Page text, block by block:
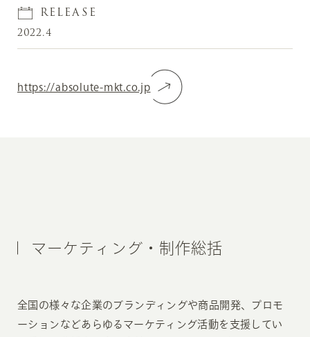
RELEASE
2022.4
https://absolute-mkt.co.jp
マーケティング・制作総括
全国の様々な企業のブランディングや商品開発、プロモ
ーションなどあらゆるマーケティング活動を支援してい